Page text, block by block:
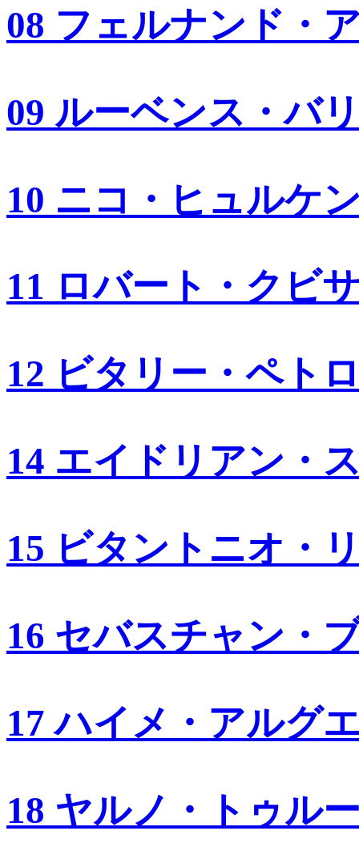
08 フェルナンド・
09 ルーベンス・バ
10 ニコ・ヒュルケ
11 ロバート・クビ
12 ビタリー・ペト
14 エイドリアン・
15 ビタントニオ・
16 セバスチャン・
17 ハイメ・アルグ
18 ヤルノ・トゥル